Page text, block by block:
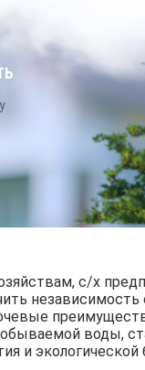
с/х
независимость
воды,
и экологической